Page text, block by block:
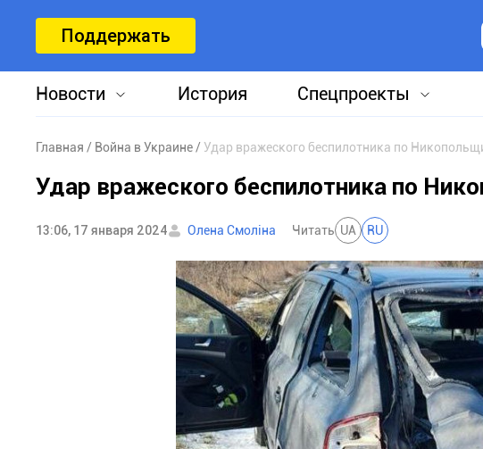
Поддержать
Новости История Спецпроекты
Главная Война в Украине Удар вражеского беспилотника по
Удар вражеского беспилотника по
13:06, 17 января 2024 Олена Смоліна Читать UA RU